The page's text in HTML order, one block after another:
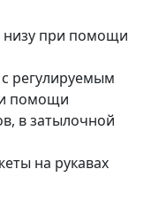
низу при помощи
регулируемым
помощи
в затылочной
на рукавах